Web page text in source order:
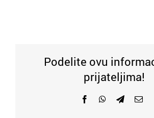
Podelite ovu
prijateljima!
FacebookWhatsApp
Telegram